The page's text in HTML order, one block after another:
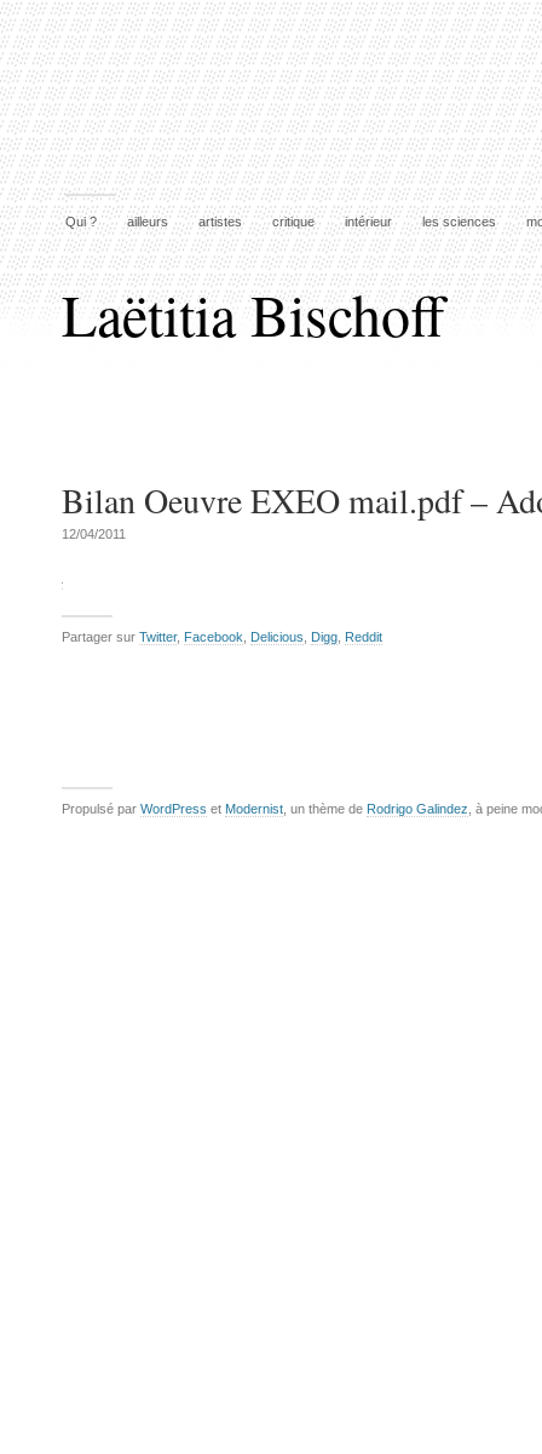
Qui ? ailleurs artistes critique intérieur les sciences
Laëtitia Bischoff
Bilan Oeuvre EXEO mail.pdf –
12/04/2011
Partager sur Twitter, Facebook Delicious Digg Reddit
Propulsé par WordPress et Modernist , un thème de Rodrigo Galindez , à peine